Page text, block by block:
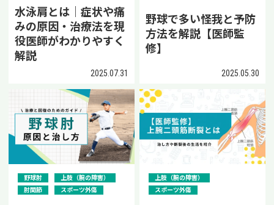
水泳肩とは｜症状や痛
みの原因・治療法を現
役医師がわかりやすく
解説
2025.07.31
野球で多い怪我と予防
方法を解説【医師監
修】
2025.05.30
野球肘
上肢（腕の障害）
肘関節
スポーツ外傷
上肢（腕の障害）
スポーツ外傷